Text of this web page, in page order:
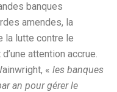
banques
amendes, la
la lutte contre le
attention accrue.
« les banques
an pour gérer le